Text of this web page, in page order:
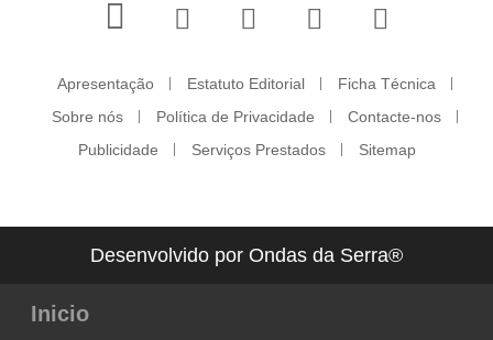
Apresentação Estatuto Editorial
Ficha Técnica
Sobre nós
Política de Privacidade
Contacte-nos
Publicidade
Serviços Prestados Sitemap
Desenvolvido por Ondas da Serra®
Inicio